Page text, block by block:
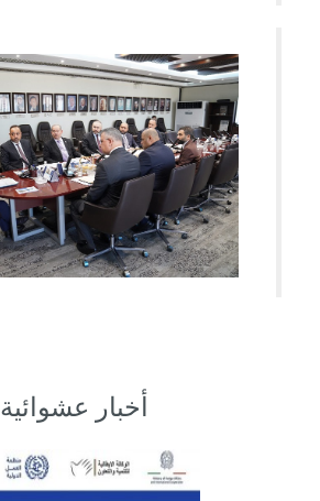
أخبار عشوائية